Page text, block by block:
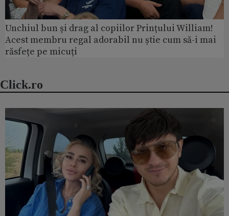
Unchiul bun și drag al copiilor Prințului William!
Acest membru regal adorabil nu știe cum să-i mai
răsfețe pe micuți
Click.ro